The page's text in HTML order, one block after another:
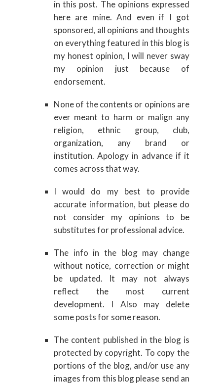
in this post. The opinions expressed
here are mine. And even if I got
sponsored, all opinions and thoughts
on everything featured in this blog is
my honest opinion, I will never sway
my opinion just because of
endorsement.
None of the contents or opinions are
ever meant to harm or malign any
religion, ethnic group, club,
organization, any brand or
institution. Apology in advance if it
comes across that way.
I would do my best to provide
accurate information, but please do
not consider my opinions to be
substitutes for professional advice.
The info in the blog may change
without notice, correction or might
be updated. It may not always
reflect the most current
development. I Also may delete
some posts for some reason.
The content published in the blog is
protected by copyright. To copy the
portions of the blog, and/or use any
images from this blog please send an